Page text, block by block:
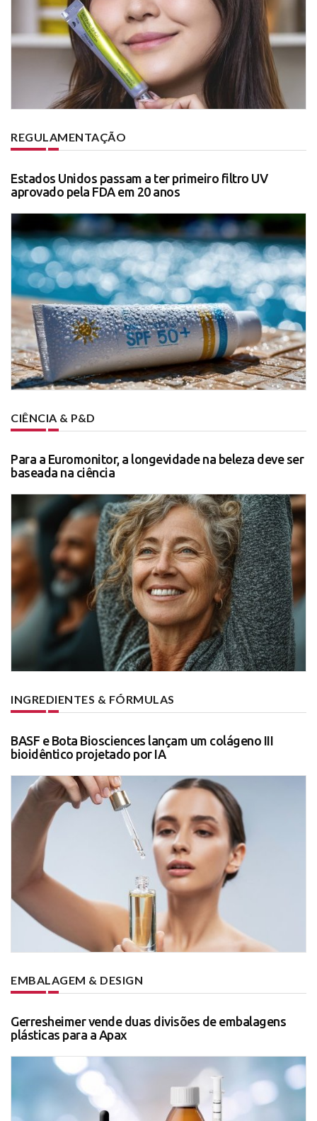
REGULAMENTAÇÃO
Estados Unidos passam a ter primeiro filtro UV
aprovado pela FDA em 20 anos
CIÊNCIA & P&D
Para a Euromonitor, a longevidade na beleza deve ser
baseada na ciência
INGREDIENTES & FÓRMULAS
BASF e Bota Biosciences lançam um colágeno III
bioidêntico projetado por IA
EMBALAGEM & DESIGN
Gerresheimer vende duas divisões de embalagens
plásticas para a Apax